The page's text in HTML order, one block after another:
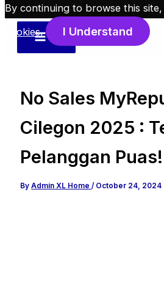
Skip
content
No Sales
Cilegon 2025 :
Pelanggan Puas!
ByAdmin XL Home/ October 24, 2024
By continuing to browse this
cookies. I Understand